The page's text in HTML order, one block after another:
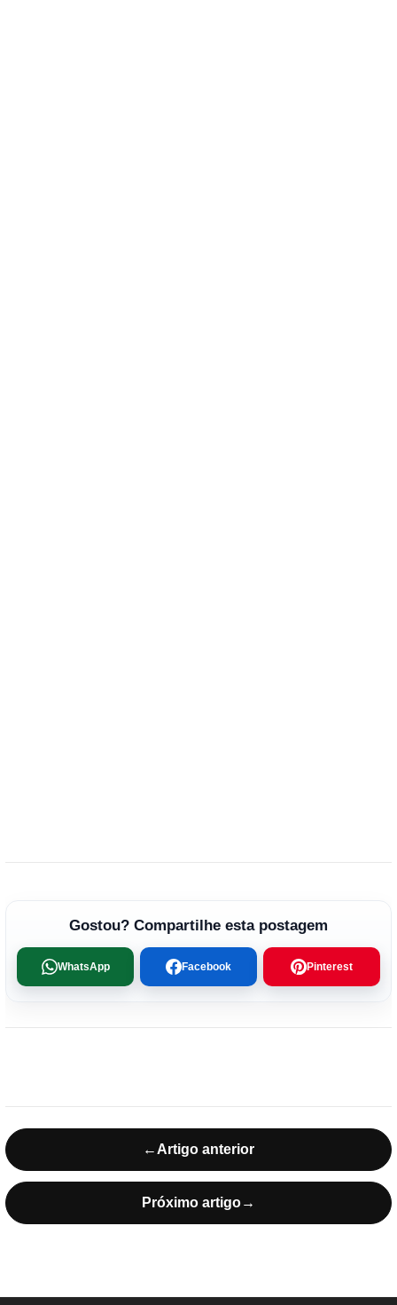
Gostou? Compartilhe esta postagem
WhatsApp Facebook Pinterest
← Artigo anterior
Próximo artigo→